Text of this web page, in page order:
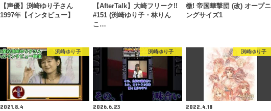
【声優】渕崎ゆり子さん
1997年【インタビュー】
【AfterTalk】大崎フリーク!!
#151 (渕崎ゆり子・林りん
こ…
檄! 帝国華撃団 (改) オープニ
ングサイズ1
渕崎ゆり子
2021.8.4
渕崎ゆり子
2026.6.23
渕崎ゆり子
2022.4.18